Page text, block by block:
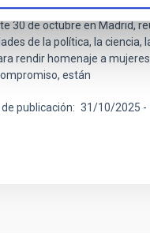
de los Premios Mujeres a
30 de octubre en Madrid,
de la política, la ciencia,
rendir homenaje a
están
de publicación 31/10/2025 -